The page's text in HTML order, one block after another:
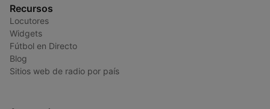
Recursos
Locutores
Widgets
Fútbol en Directo
Blog
Sitios web de radio por país